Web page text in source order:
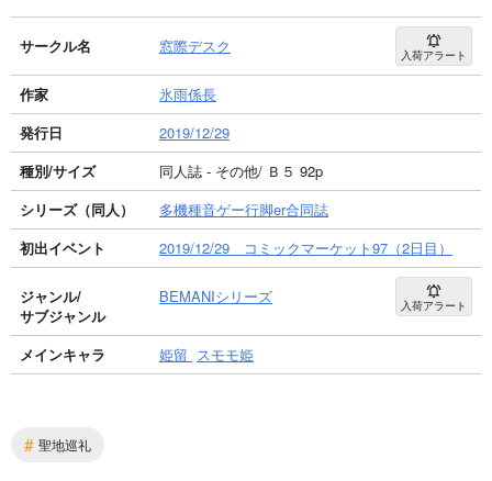
サークル名 窓際デスク 入荷アラート
作家
氷雨係長
発行日
2019/12/29
種別/サイズ
同人誌 - その他/ Ｂ５ 92p
シリーズ（同人）
多機種音ゲー行脚er合同誌
初出イベント
2019/12/29 コミックマーケット97（2日目）
ジャンル/
サブジャンル
BEMANIシリーズ 入荷アラート
メインキャラ 姫留 スモモ姫
# 聖地巡礼